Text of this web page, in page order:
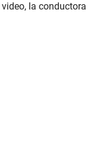
la conductora